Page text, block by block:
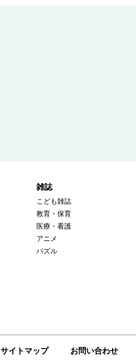
雑誌
こども雑誌
教育・保育
医療・看護
アニメ
パズル
サイトマップ お問い合わせ